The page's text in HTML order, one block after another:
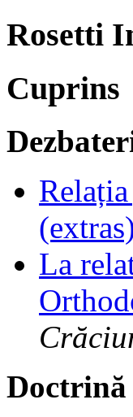
Rosetti
Cuprins
La
Doctrină